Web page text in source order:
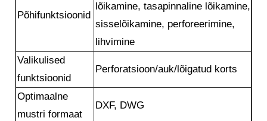
Põhifunktsioonid
lõikamine, tasapinnaline lõikamine,
sisselõikamine, perforeerimine,
lihvimine
Valikulised
funktsioonid
Perforatsioon/auk/lõigatud korts
Optimaalne
mustri formaat
DXF, DWG